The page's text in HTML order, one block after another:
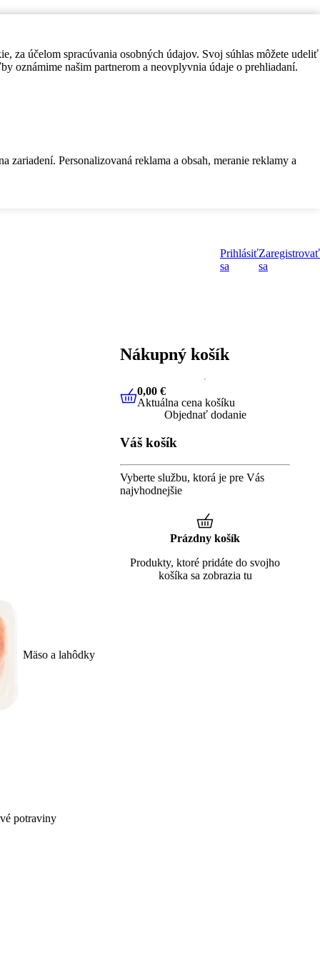
za účelom spracúvania osobných údajov. Svoj súhlas môžete udeliť
oznámime našim partnerom a neovplyvnia údaje o prehliadaní.
Personalizovaná reklama a obsah, meranie reklamy a
Prihlásiť
sa
Zaregistrovať
sa
Mäso a lahôdky
potraviny
Nákupný košík
0,00 €Aktuálna cena košíku
0,00 €
Aktuálna cena košíku
Objednať dodanie
Váš košík
Vyberte službu, ktorá je pre Vás
najvhodnejšie
Prázdny košík
Produkty, ktoré pridáte do svojho
košíka sa zobrazia tu